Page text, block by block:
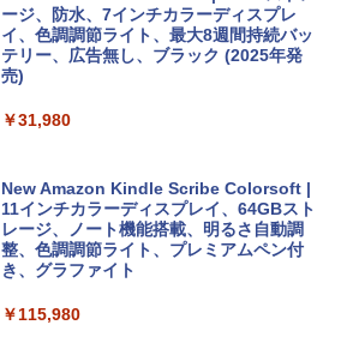
【Amazon.co.jp限定】 HP ノートパソコ
ン 15-fd 15.6インチ 16GBメモリ 512GB
FMV ノートパソコン WE1-K3 (MS 365 P
ersonal/Copilotキー搭載/Win 11/15.6型/
Core i5/16GB/SSD 512GB/ホワイト) FM
VWK3E15W_AZ
￥139,880
￥1,600
ト): Java & Bedrock Edition | オンライ
￥3,600
FM TOWNS ハイパー・カタログ: 本体ハ
ェクトリストと最新エミュレータ紹介
ージ、防水、7インチカラーディスプレ
イ、色調調節ライト、最大8週間持続バッ
テリー、広告無し、ブラック (2025年発
売)
￥31,980
New Amazon Kindle Scribe Colorsoft |
11インチカラーディスプレイ、64GBスト
レージ、ノート機能搭載、明るさ自動調
整、色調調節ライト、プレミアムペン付
き、グラファイト
￥115,980